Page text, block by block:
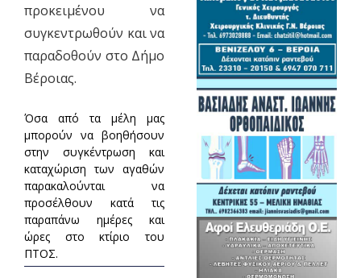
προκειμένου να
συγκεντρωθούν και να
παραδοθούν στο Δήμο
Βέροιας.
Όσα από τα μέλη μας
μπορούν να βοηθήσουν
στην συγκέντρωση και
καταχώριση των αγαθών
παρακαλούνται να
προσέλθουν κατά τις
παραπάνω ημέρες και
ώρες στο κτίριο του
ΠΤΟΣ.